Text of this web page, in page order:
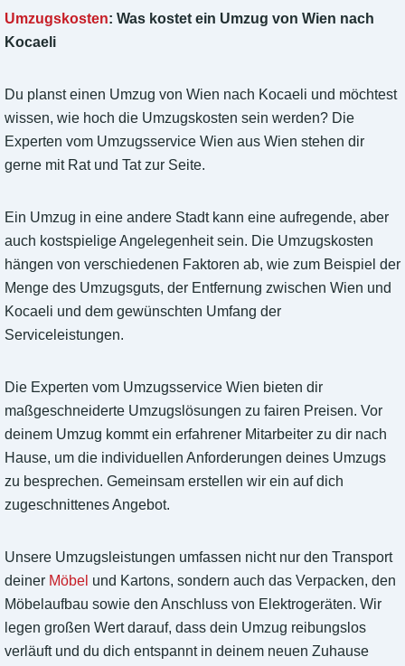
Umzugskosten: Was kostet ein Umzug von Wien nach
Kocaeli
Du planst einen Umzug von Wien nach Kocaeli und möchtest
wissen, wie hoch die Umzugskosten sein werden? Die
Experten vom Umzugsservice Wien aus Wien stehen dir
gerne mit Rat und Tat zur Seite.
Ein Umzug in eine andere Stadt kann eine aufregende, aber
auch kostspielige Angelegenheit sein. Die Umzugskosten
hängen von verschiedenen Faktoren ab, wie zum Beispiel der
Menge des Umzugsguts, der Entfernung zwischen Wien und
Kocaeli und dem gewünschten Umfang der
Serviceleistungen.
Die Experten vom Umzugsservice Wien bieten dir
maßgeschneiderte Umzugslösungen zu fairen Preisen. Vor
deinem Umzug kommt ein erfahrener Mitarbeiter zu dir nach
Hause, um die individuellen Anforderungen deines Umzugs
zu besprechen. Gemeinsam erstellen wir ein auf dich
zugeschnittenes Angebot.
Unsere Umzugsleistungen umfassen nicht nur den Transport
deiner Möbel und Kartons, sondern auch das Verpacken, den
Möbelaufbau sowie den Anschluss von Elektrogeräten. Wir
legen großen Wert darauf, dass dein Umzug reibungslos
verläuft und du dich entspannt in deinem neuen Zuhause